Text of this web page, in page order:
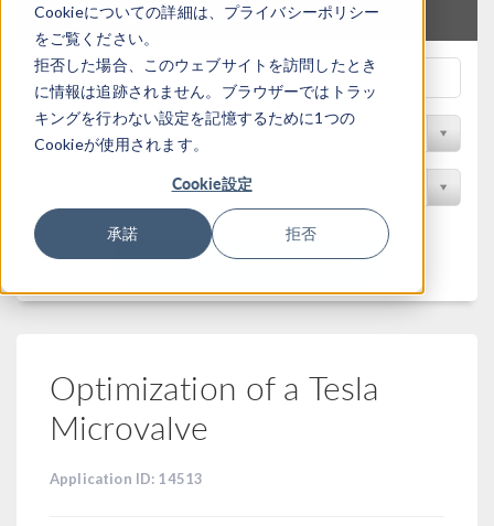
Cookieについての詳細は、プライバシーポリシー
をご覧ください。
拒否した場合、このウェブサイトを訪問したとき
に情報は追跡されません。ブラウザーではトラッ
キングを行わない設定を記憶するために1つの
Cookieが使用されます。
Cookie設定
承諾 拒否
クイック検索
分野でフィルター
フィルター
Optimization of a Tesla
Microvalve
Application ID: 14513